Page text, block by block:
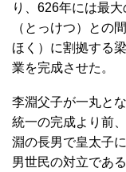
り、626年には最
（とっけつ）との
ほく）に割拠する
業を完成させた。
李淵父子が一丸と
統一の完成より前
淵の長男で皇太子
男世民の対立であ